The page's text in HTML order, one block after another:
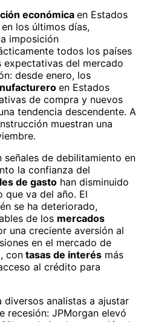
económicaen Estados
los últimos días,
imposición
todos los países
del mercado
desde enero, los
en Estados
de compra y nuevos
tendencia descendente. A
muestran una
señales de debilitamiento en
la confianza del
de gasto han disminuido
va del año. El
se ha deteriorado,
de los mercados
una creciente aversión al
en el mercado de
con tasas de interés más
al crédito para
analistas a ajustar
recesión: JPMorgan elevó